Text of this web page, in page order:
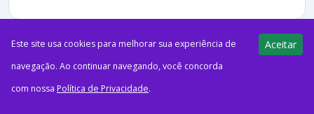
05/08/2026
Este site usa cookies para melhorar sua experiência de
navegação. Ao continuar navegando, você concorda
com nossa Política de Privacidade.
Aceitar